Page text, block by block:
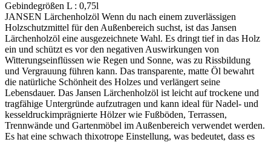
Gebindegrößen L : 0,75l
JANSEN Lärchenholzöl Wenn du nach einem zuverlässigen
Holzschutzmittel für den Außenbereich suchst, ist das Jansen
Lärchenholzöl eine ausgezeichnete Wahl. Es dringt tief in das Holz
ein und schützt es vor den negativen Auswirkungen von
Witterungseinflüssen wie Regen und Sonne, was zu Rissbildung
und Vergrauung führen kann. Das transparente, matte Öl bewahrt
die natürliche Schönheit des Holzes und verlängert seine
Lebensdauer. Das Jansen Lärchenholzöl ist leicht auf trockene und
tragfähige Untergründe aufzutragen und kann ideal für Nadel- und
kesseldruckimprägnierte Hölzer wie Fußböden, Terrassen,
Trennwände und Gartenmöbel im Außenbereich verwendet werden.
Es hat eine schwach thixotrope Einstellung, was bedeutet, dass es